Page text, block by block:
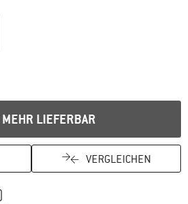
LIEFERBAR
VERGLEICHEN